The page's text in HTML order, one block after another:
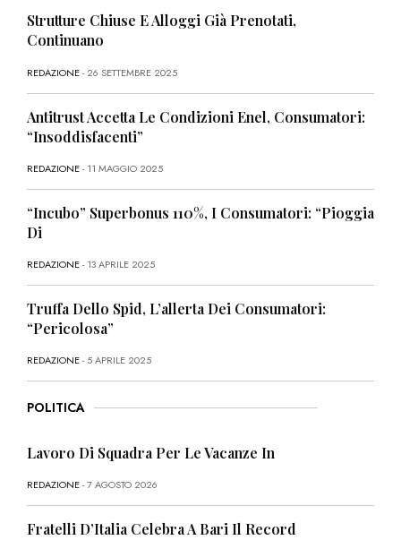
Strutture Chiuse E Alloggi Già Prenotati,
Continuano
REDAZIONE- 26 SETTEMBRE 2025
Antitrust Accetta Le Condizioni Enel, Consumatori:
“Insoddisfacenti”
REDAZIONE- 11 MAGGIO 2025
“Incubo” Superbonus 110%, I Consumatori: “Pioggia
Di
REDAZIONE- 13 APRILE 2025
Truffa Dello Spid, L’allerta Dei Consumatori:
“Pericolosa”
REDAZIONE- 5 APRILE 2025
POLITICA
Lavoro Di Squadra Per Le Vacanze In
REDAZIONE- 7 AGOSTO 2026
Fratelli D’Italia Celebra A Bari Il Record